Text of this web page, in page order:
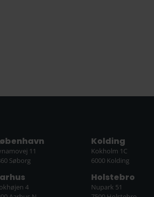
11
Søborg
4
Kolding
Kokholm 1C
6000 Kolding
Holstebro
Nupark 51